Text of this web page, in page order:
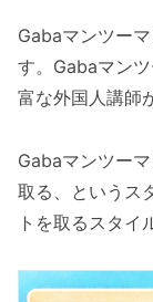
Gabaマンツー
す。Gabaマン
富な外国人講師
Gabaマンツー
取る、というス
トを取るスタイ